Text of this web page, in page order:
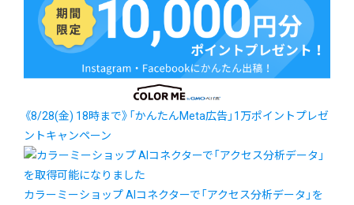
《8/28(金) 18時まで》「かんたんMeta広告」1万ポイントプレゼ
ントキャンペーン
カラーミーショップ AIコネクターで「アクセス分析データ」を